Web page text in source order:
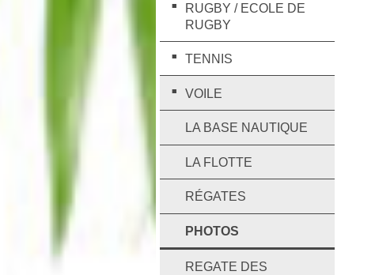
RUGBY / ECOLE DE
RUGBY
TENNIS
VOILE
LA BASE NAUTIQUE
LA FLOTTE
RÉGATES
PHOTOS
REGATE DES